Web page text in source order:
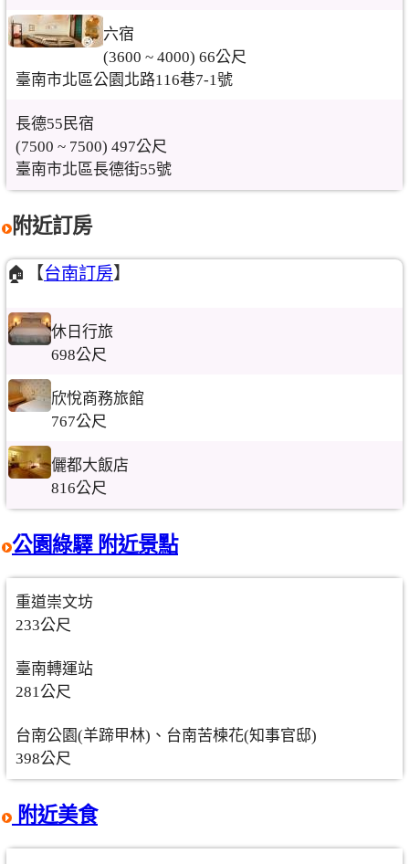
六宿
(3600 ~ 4000) 66公尺
臺南市北區公園北路116巷7-1號
長德55民宿
(7500 ~ 7500) 497公尺
臺南市北區長德街55號
附近訂房
🏠【台南訂房】
休日行旅
698公尺
欣悅商務旅館
767公尺
儷都大飯店
816公尺
公園綠驛 附近景點
重道崇文坊
233公尺
臺南轉運站
281公尺
台南公園(羊蹄甲林)、台南苦楝花(知事官邸)
398公尺
附近美食